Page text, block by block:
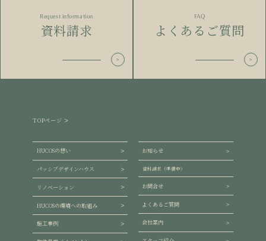
Request information
資料請求
FAQ
よくあるご質問
TOPページ
HUCOSの想い
パッシブデザインハウス
リノベーション
HUCOSの環境への取組み
施工事例
お知らせ
資料請求（準備中）
お問合せ
よくあるご質問
会社案内